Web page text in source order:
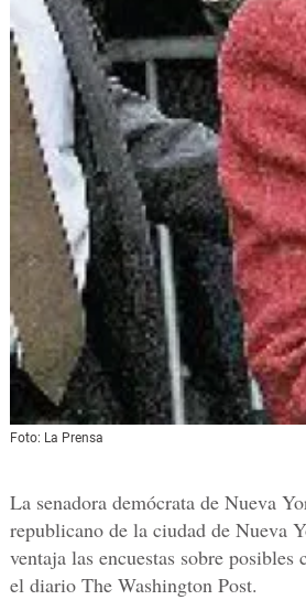
Foto: La Prensa
La senadora demócrata de Nueva
republicano de la ciudad de Nueva
ventaja las encuestas sobre
el diario The Washington Post.